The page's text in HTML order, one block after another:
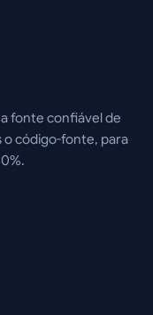
fonte confiável de
o código-fonte, para